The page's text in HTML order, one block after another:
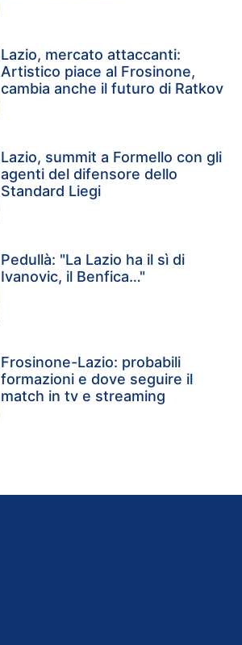
Lazio, mercato attaccanti:
Artistico piace al Frosinone,
cambia anche il futuro di Ratkov
Lazio, summit a Formello con gli
agenti del difensore dello
Standard Liegi
Pedullà: "La Lazio ha il sì di
Ivanovic, il Benfica…"
Frosinone-Lazio: probabili
formazioni e dove seguire il
match in tv e streaming